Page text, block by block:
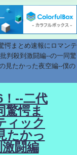
愕まとめ速報にロマンテ
判殺到激闘編--の一同驚
見たかった夜空編--僕の
--二代
驚愕ま
ィック
たかっ
闘編